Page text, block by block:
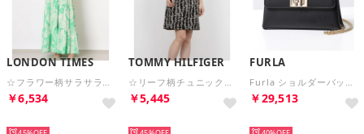
LONDON TIMES
☆フラワー柄サラサラ素材ホルターネックマキシワンピース （ホワイトxグリーン）
￥6,534
TOMMY HILFIGER
☆リーフ柄チュニックワンピース （ブラックxブラウン・ベージュ）
￥5,445
FURLA
Furla ショルダーバッグ 1927 WE00423 ARE000 レザー チェーン （O6000/NEROブラック）
￥29,513